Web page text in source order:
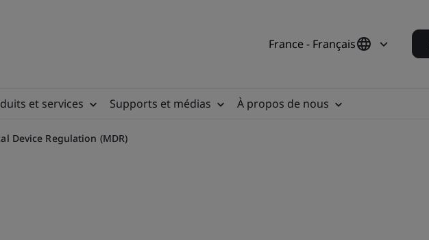
France - Français
et services Supports et médias À propos de nous
Device Regulation (MDR)